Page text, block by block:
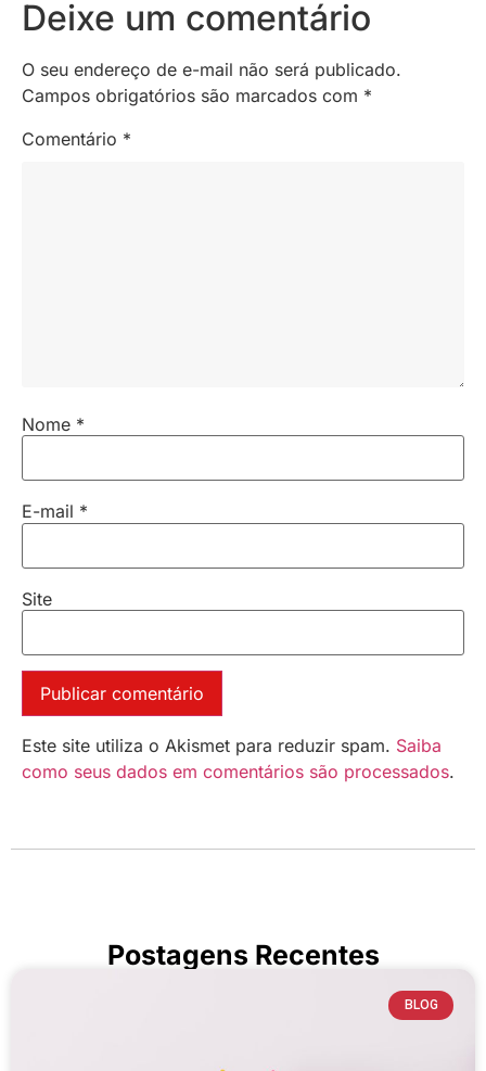
Deixe um comentário
O seu endereço de e-mail não será publicado.
Campos obrigatórios são marcados com *
Comentário *
Nome *
E-mail *
Site
Este site utiliza o Akismet para reduzir spam. Saiba
como seus dados em comentários são processados.
Postagens Recentes
BLOG